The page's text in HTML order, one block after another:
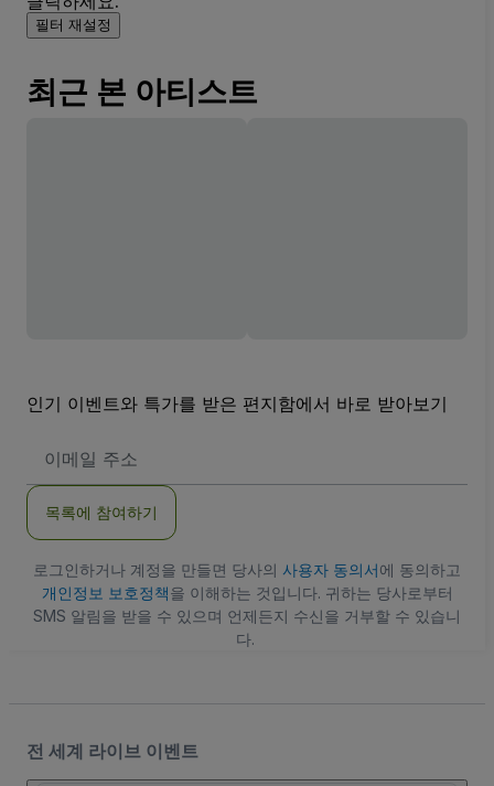
필터 재설정
최근 본 아티스트
인기 이벤트와 특가를 받은 편지함에서 바로 받아보기
메
소
목록에 참여하기
로그인하거나 계정을 만들면 당사의 사용자 동의서에 동의하고
개인정보 보호정책을 이해하는 것입니다. 귀하는 당사로부터
SMS 알림을 받을 수 있으며 언제든지 수신을 거부할 수 있습니
다.
전 세계 라이브 이벤트